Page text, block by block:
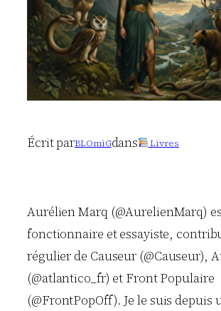
Écrit parBLOmiGdans Livres
Aurélien Marq (@AurelienMarq)
fonctionnaire et essayiste,
régulier de Causeur (@Causeur),
(@atlantico_fr) et Front Populaire
(@FrontPopOff). Je le suis depuis